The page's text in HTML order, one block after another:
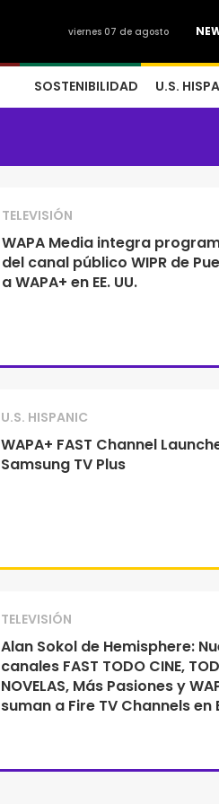
viernes 07 de agosto
SOSTENIBILIDAD U.S.
TELEVISIÓN
WAPA Media integra
del canal público WIPR de
a WAPA+ en EE. UU.
U.S. HISPANIC
WAPA+ FAST Channel
Samsung TV Plus
TELEVISIÓN
Alan Sokol de Hemisphere:
canales FAST TODO CINE,
NOVELAS, Más Pasiones y
suman a Fire TV Channels en